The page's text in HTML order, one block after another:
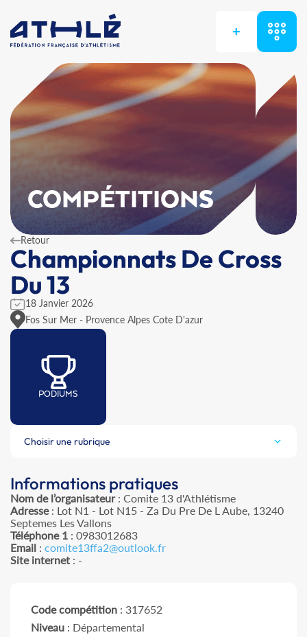
+
COMPÉTITIONS
Retour
Championnats De Cross
Du 13
18 Janvier 2026
Fos Sur Mer - Provence Alpes Cote D'azur
PODIUMS
Choisir une rubrique
Informations pratiques
Nom de l’organisateur: Comite 13 d'Athlétisme
Adresse: Lot N1 - Lot N15 - Za Du Pre De L Aube, 13240
Septemes Les Vallons
Téléphone 1 : 0983012683
Email : comite13ffa2@outlook.fr
Site internet : -
Code compétition : 317652
Niveau : Départemental